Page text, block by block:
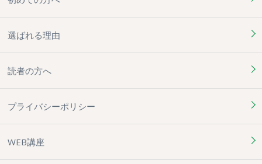
選ばれる理由
読者の方へ
プライバシーポリシー
WEB講座